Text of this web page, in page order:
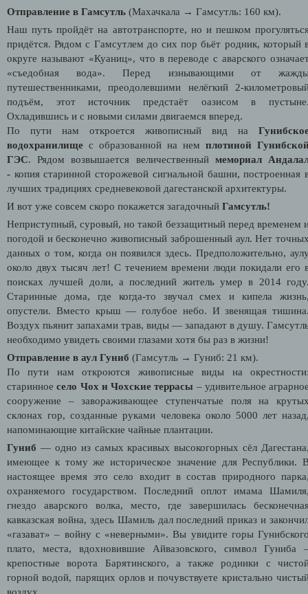
Отправление в Гамсутль (Махачкала → Гамсутль: 160 км).
Наш путь пройдёт на автотранспорте, но и пешком
придётся. Рядом с Гамсутлем до сих пор бьёт родник, который
округе называют «Куаниц», что в переводе с аварского
«съедобная вода». Перед изнывающими от
путешественниками, преодолевшими нелёгкий 2-
подъём, этот источник предстаёт оазисом в
Охладившись и с новыми силами двигаемся вперед.
По пути нам откроется живописный вид на
водохранилище с образованной на нем плотиной
ГЭС. Рядом возвышается величественныймемориал
- копия старинной сторожевой сигнальной башни, построенная
лучших традициях средневековой дагестанской архитектуры.
И вот уже совсем скоро покажется загадочный Гамсутль!
Неприступный, суровый, но такой беззащитный перед временем
погодой и бесконечно живописный заброшенный аул. Нет
данных о том, когда он появился здесь. Предположительно,
около двух тысяч лет! С течением времени люди покидали его
поисках лучшей доли, а последний житель умер в 2014
Старинные дома, где когда-то звучал смех и кипела
опустели. Вместо крыш — голубое небо. И звенящая
Воздух пьянит запахами трав, виды — западают в душу.
необходимо увидеть своими глазами хотя бы раз в жизни!
Отправление в аул Гуниб (Гамсутль → Гуниб: 21 км).
По пути нам откроются живописные виды на
старинноесело Чох и Чохские террасы – удивительное
сооружение – завораживающее ступенчатые поля на
склонах гор, созданные руками человека около 5000 лет
напоминающие китайские чайные плантации.
Гуниб — одно из самых красивых высокогорных сёл
имеющее к тому же историческое значение для Республики.
настоящее время это село входит в состав природного
охраняемого государством. Последний оплот имама
гнездо аварского волка, место, где завершилась
кавказская война, здесь Шамиль дал последний приказ и
«газават» – войну с «неверными». Вы увидите горы
плато, места, вдохновившие Айвазовского, символ Гуниба
крепостные ворота Барятинского, а также родники с
горной водой, парящих орлов и почувствуете кристально
воздух.